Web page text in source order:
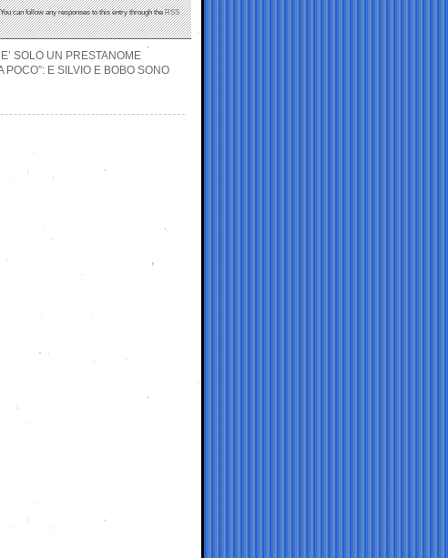
can follow any responses to this entry through theRSS
SOLO UN PRESTANOME
POCO”: E SILVIO E BOBO SONO